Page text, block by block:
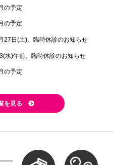
の予定
の予定
27日(土)、臨時休診のお知らせ
水)午前、臨時休診のお知らせ
の予定
を見る